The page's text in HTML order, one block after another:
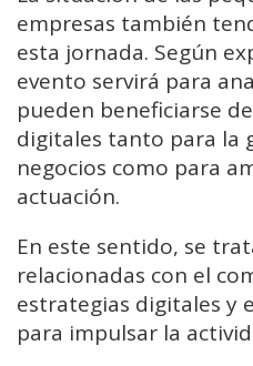
empresas también
esta jornada. Según
evento servirá para
pueden beneficiarse
digitales tanto para la
negocios como para
actuación.
En este sentido, se
relacionadas con el
estrategias digitales y
para impulsar la